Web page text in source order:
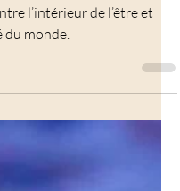
est une cohérence
du monde.